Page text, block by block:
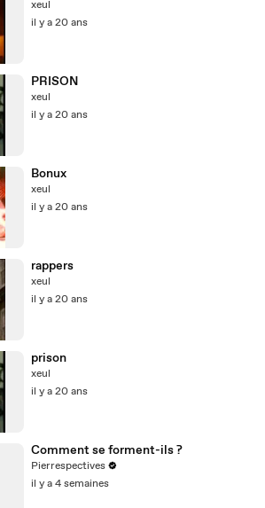
xeul
il y a 20 ans
PRISON
xeul
il y a 20 ans
Bonux
xeul
il y a 20 ans
rappers
xeul
il y a 20 ans
prison
xeul
il y a 20 ans
Comment se forment-ils ?
Pierrespectives
il y a 4 semaines